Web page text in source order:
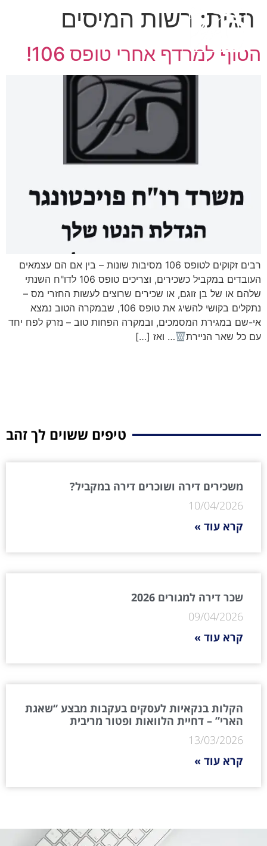
תגית: רשות המיסים
הסוף למרדף אחרי טופס 106!
רבים זקוקים לטופס 106 מסיבות שונות – בין אם הם עצמאים
העובדים במקביל כשכירים, וצריכים טופס 106 לדו"ח השנתי
שלהם או של בן זוגם, או שכירים שרוצים לעשות החזרי מס –
נתקלים בקושי להשיג את טופס 106, שבמקרה הטוב נמצא
אי-שם במגירת המסמכים, ובמקרה הפחות טוב – נזרק לפח יחד
עם כל שאר הניירת
… ואז […]
טיפים ששוים לך זהב
משכירים דירה ושוכרים דירה במקביל?
10/04/2026
קרא עוד »
שכר דירה למגורים 2026
09/04/2026
קרא עוד »
הקלות בנקאיות לעסקים בעקבות מבצע “שאגת
הארי” – דחיית הלוואות ופטור מריבית
13/03/2026
קרא עוד »